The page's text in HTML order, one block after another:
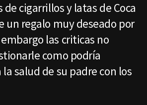
de cigarrillos y latas de Coca
un regalo muy deseado por
las criticas no
como podría
salud de su padre con los